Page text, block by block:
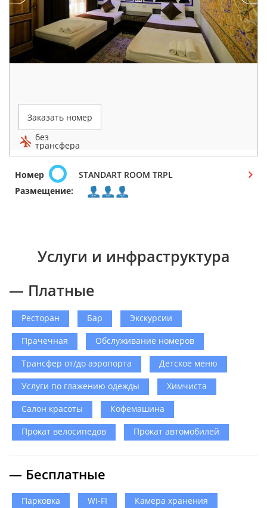
Заказать номер
без
трансфера
Номер
STANDART ROOM TRPL
Размещение:
Услуги и инфраструктура
— Платные
Ресторан Бар
Экскурсии
Прачечная
Обслуживание номеров
Трансфер от/до аэропорта
Детское меню
Услуги по глажению одежды
Химчиста
Салон красоты
Кофемашина
Прокат велосипедов
Прокат автомобилей
— Бесплатные
Парковка WI-FI
Камера хранения